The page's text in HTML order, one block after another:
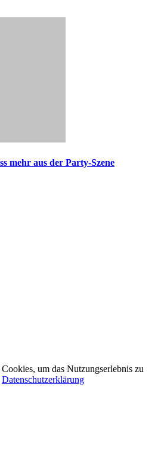
mehr aus der Party-Szene
um das Nutzungserlebnis zu
Datenschutzerklärung